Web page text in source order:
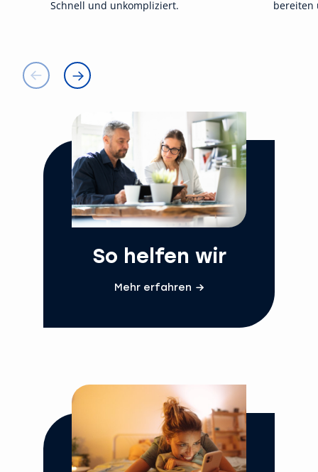
Schnell und unkompliziert. bereiten
So helfen wir
Mehr erfahren